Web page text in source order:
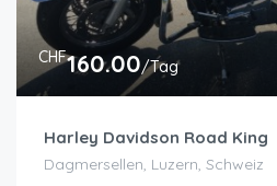
CHF160.00/Tag
Harley Davidson Road King
Dagmersellen, Luzern, Schweiz